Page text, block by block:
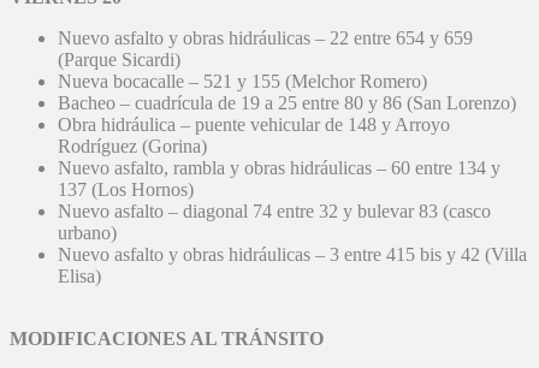
Nuevo asfalto y obras hidráulicas – 22 entre 654 y 659
(Parque Sicardi)
Nueva bocacalle – 521 y 155 (Melchor Romero)
Bacheo – cuadrícula de 19 a 25 entre 80 y 86 (San Lorenzo)
Obra hidráulica – puente vehicular de 148 y Arroyo
Rodríguez (Gorina)
Nuevo asfalto, rambla y obras hidráulicas – 60 entre 134 y
137 (Los Hornos)
Nuevo asfalto – diagonal 74 entre 32 y bulevar 83 (casco
urbano)
Nuevo asfalto y obras hidráulicas – 3 entre 415 bis y 42 (Villa
Elisa)
MODIFICACIONES AL TRÁNSITO